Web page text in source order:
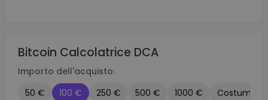
Bitcoin Calcolatrice DCA
Importo dell'acquisto:
50 €
100 € 250 € 500 € 1000 €
Costume